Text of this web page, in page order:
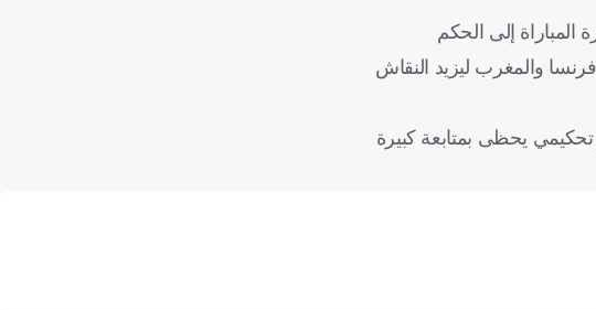
دور الـ16، بعدما أسندت "فيفا" إدارة المباراة إلى الحكم
فرنسا والمغرب ليزيد النقاش
تحكيمي يحظى بمتابعة كبيرة